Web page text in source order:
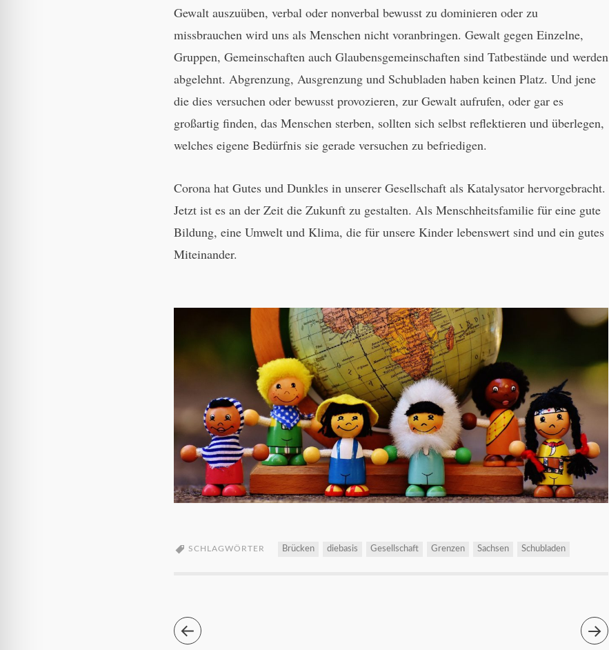
Gewalt auszuüben, verbal oder nonverbal bewusst zu dominieren oder zu
missbrauchen wird uns als Menschen nicht voranbringen. Gewalt gegen Einzelne,
Gruppen, Gemeinschaften auch Glaubensgemeinschaften sind Tatbestände und werden
abgelehnt. Abgrenzung, Ausgrenzung und Schubladen haben keinen Platz. Und jene
die dies versuchen oder bewusst provozieren, zur Gewalt aufrufen, oder gar es
großartig finden, das Menschen sterben, sollten sich selbst reflektieren und überlegen,
welches eigene Bedürfnis sie gerade versuchen zu befriedigen.
Corona hat Gutes und Dunkles in unserer Gesellschaft als Katalysator hervorgebracht.
Jetzt ist es an der Zeit die Zukunft zu gestalten. Als Menschheitsfamilie für eine gute
Bildung, eine Umwelt und Klima, die für unsere Kinder lebenswert sind und ein gutes
Miteinander.
SCHLAGWÖRTER Brücken diebasis Gesellschaft Grenzen Sachsen Schubladen